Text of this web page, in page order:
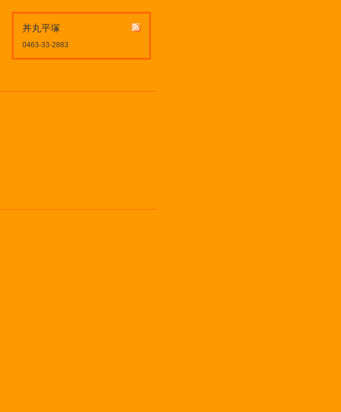
丼丸平塚
0463-33-2883